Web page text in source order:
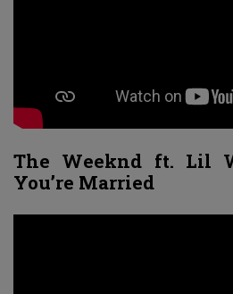
The Weeknd ft. Lil
You’re Married